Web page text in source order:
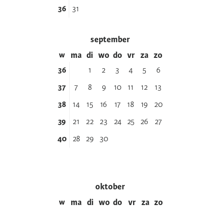
36 31
september
w ma di wo do vr za zo
36 1 2 3 4 5
6
37
7 8 9 10 11 12
13
38
14 15 16 17 18 19
20
39
21 22 23 24 25 26
27
40
28 29 30
oktober
w ma di wo do vr za zo